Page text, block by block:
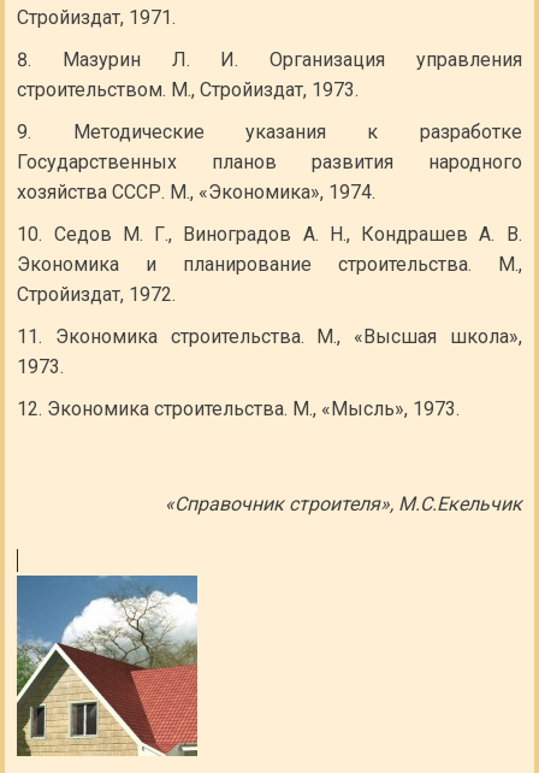
Стройиздат, 1971.
Мазурин Л. И. Организация управления
строительством. М., Стройиздат, 1973.
Методические указания к разработке
Государственных планов развития народного
хозяйства СССР. М., «Экономика», 1974.
Седов М. Г., Виноградов А. Н., Кондрашев А. В.
Экономика и планирование строительства. М.,
Стройиздат, 1972.
Экономика строительства. М., «Высшая школа»,
1973.
Экономика строительства. М., «Мысль», 1973.
«Справочник строителя», М.С.Екельчик